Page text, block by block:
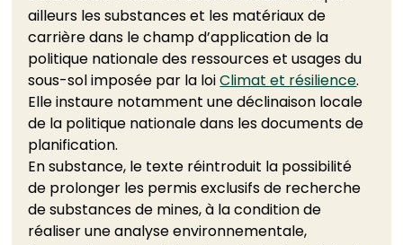
ailleurs les substances et les matériaux de
carrière dans le champ d’application de la
politique nationale des ressources et usages du
sous-sol imposée par la loi Climat et résilience.
Elle instaure notamment une déclinaison locale
de la politique nationale dans les documents de
planification.
En substance, le texte réintroduit la possibilité
de prolonger les permis exclusifs de recherche
de substances de mines, à la condition de
réaliser une analyse environnementale,